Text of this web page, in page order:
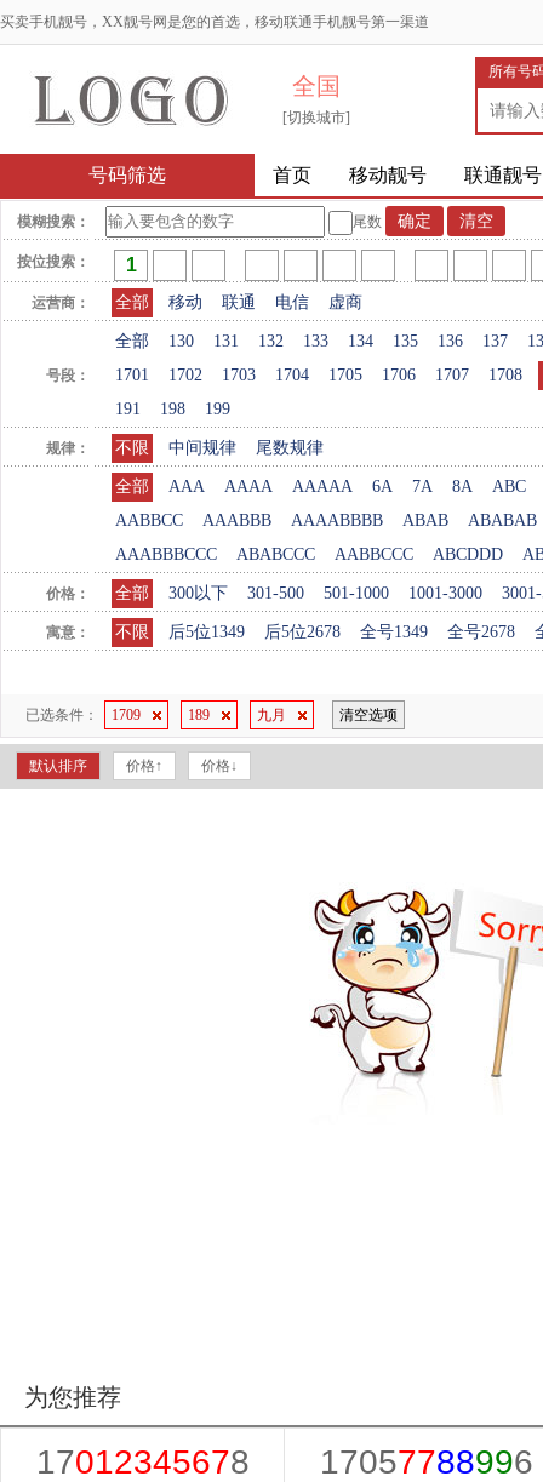
买卖手机靓号，XX靓号网是您的首选，移动联通手机靓号第一渠道
全国
[切换城市]
所有号
号码筛选 首页 移动靓号 联通靓号
模糊搜索： 尾数
按位搜索：
运营商： 全部 移动 联通 电信 虚商
号段：
全部 130 131 132 133 134 135 136 137
1701
1702 1703 1704 1705 1706 1707 1708
191
198 199
规律： 不限 中间规律 尾数规律
全部 AAA AAAA AAAAA 6A 7A 8A
ABC
AABBCC
AAABBB AAAABBBB ABAB
ABABAB
AAABBBCCC
ABABCCC AABBCCC ABCDDD
价格： 全部 300以下 301-500 501-1000 1001-3000
寓意： 不限 后5位1349 后5位2678 全号1349 全号2678
已选条件： 1709 189 九月 清空选项
默认排序 价格↑ 价格↓
为您推荐
17012345678 17057788996